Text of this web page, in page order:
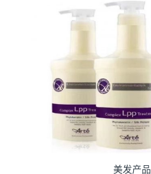
美发产品